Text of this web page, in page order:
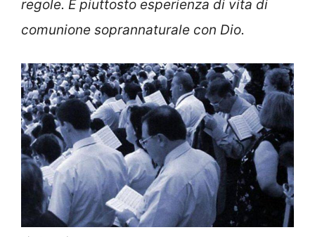
regole. È piuttosto esperienza di vita di
comunione soprannaturale con Dio.